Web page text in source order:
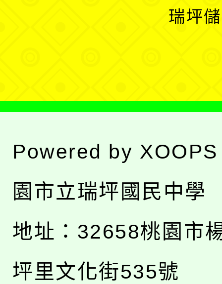
瑞坪
Powered by XOOPS
園市立瑞坪國民中學
地址： 32658桃園市
坪里文化街535號